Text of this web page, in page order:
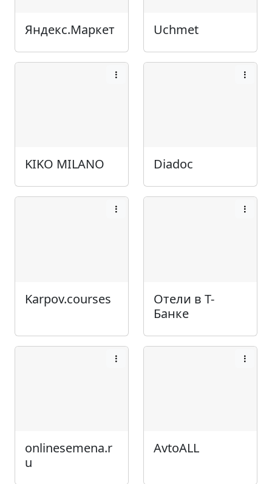
Яндекс.Маркет Uchmet
KIKO MILANO Diadoc
Karpov.courses
Отели в Т-
Банке
onlinesemena.r
u
AvtoALL